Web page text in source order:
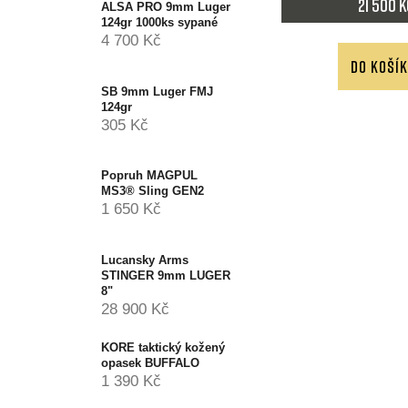
ALSA PRO 9mm Luger
124gr 1000ks sypané
4 700 Kč
SB 9mm Luger FMJ
124gr
305 Kč
Popruh MAGPUL
MS3® Sling GEN2
1 650 Kč
Lucansky Arms
STINGER 9mm LUGER
8"
28 900 Kč
KORE taktický kožený
opasek BUFFALO
1 390 Kč
DO